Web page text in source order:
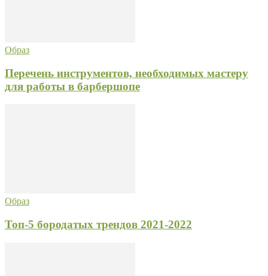
Образ
Перечень инструментов, необходимых мастеру
для работы в барбершопе
Образ
Топ-5 бородатых трендов 2021-2022